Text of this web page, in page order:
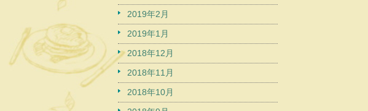
2019年2月
2019年1月
2018年12月
2018年11月
2018年10月